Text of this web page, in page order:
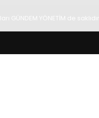
GÜNDEM YÖNETİM de saklıdır.